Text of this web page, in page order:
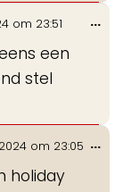
om 23:51
een
stel
...
om 23:05
holiday
...